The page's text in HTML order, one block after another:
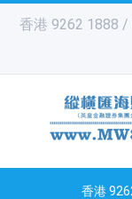
香港 9262 1888 /
香港